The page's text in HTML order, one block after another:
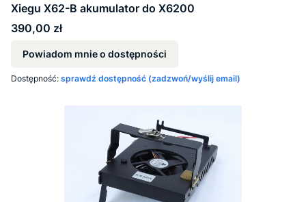
Xiegu X62-B akumulator do X6200
Cena
390,00 zł
Powiadom mnie o dostępności
Dostępność: sprawdź dostępność (zadzwoń/wyślij email)